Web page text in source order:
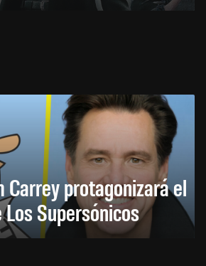
Carrey protagonizará el
Supersónicos